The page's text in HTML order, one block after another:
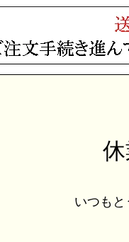
いつもと